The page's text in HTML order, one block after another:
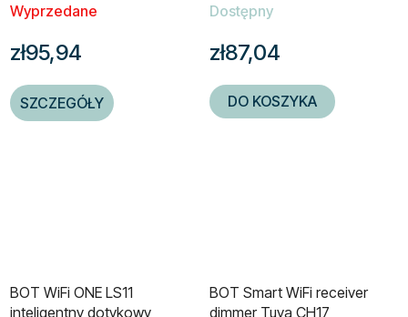
Wyprzedane
zł95,94
SZCZEGÓŁY
Dostępny
zł87,04
DO KOSZYKA
BOT WiFi ONE LS11
inteligentny dotykowy
BOT Smart WiFi receiver
dimmer Tuya CH17